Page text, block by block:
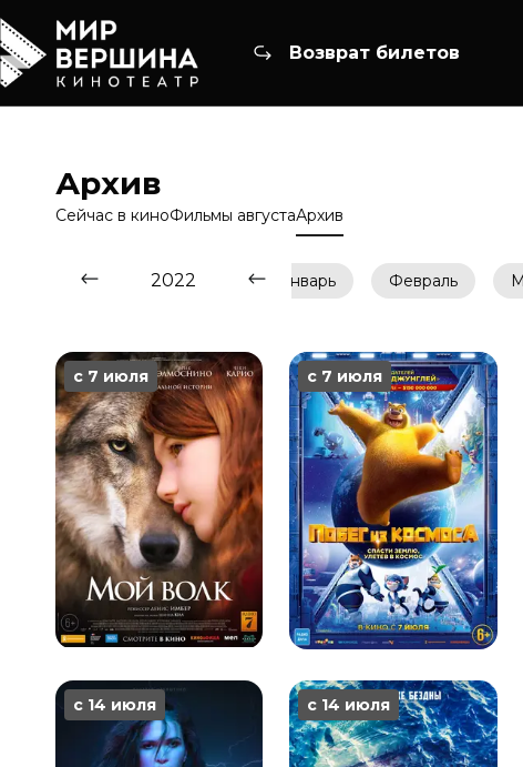
Возврат билетов
Архив
Сейчас в киноФильмы августаАрхив
2022 Январь Февраль
с 7 июля с 7 июля
с 14 июля с 14 июля